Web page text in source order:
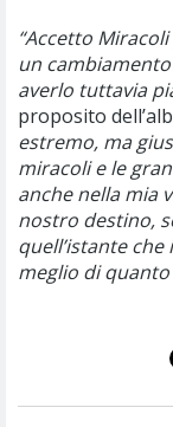
“Accetto
un
averlo tuttavia
proposito
estremo, ma
miracoli e le
anche nella mia
nostro destino,
quell’istante
meglio di